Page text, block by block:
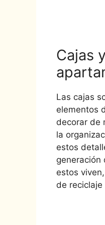
Cajas
Las cajas
elementos
decorar de
la
estos
generación
estos
de